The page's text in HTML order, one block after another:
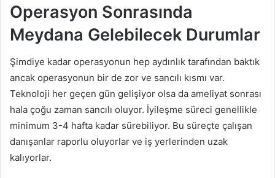
Operasyon Sonrasında
Meydana Gelebilecek Durumlar
Şimdiye kadar operasyonun hep aydınlık tarafından baktık
ancak operasyonun bir de zor ve sancılı kısmı var.
Teknoloji her geçen gün gelişiyor olsa da ameliyat sonrası
hala çoğu zaman sancılı oluyor. İyileşme süreci genellikle
minimum 3-4 hafta kadar sürebiliyor. Bu süreçte çalışan
danışanlar raporlu oluyorlar ve iş yerlerinden uzak
kalıyorlar.